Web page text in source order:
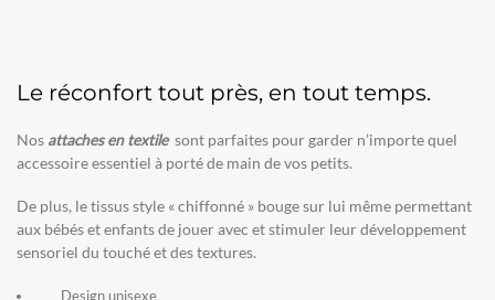
Le réconfort tout près, en tout temps.
Nos attaches en textile sont parfaites pour garder n’importe quel
accessoire essentiel à porté de main de vos petits.
De plus, le tissus style « chiffonné » bouge sur lui même permettant
aux bébés et enfants de jouer avec et stimuler leur développement
sensoriel du touché et des textures.
Design unisexe